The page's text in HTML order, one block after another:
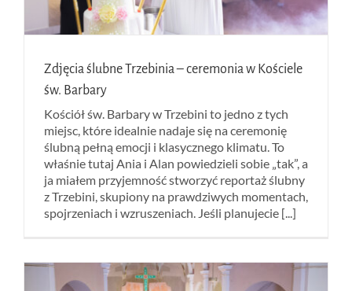
Zdjęcia ślubne Trzebinia – ceremonia w Kościele
św. Barbary
Kościół św. Barbary w Trzebini to jedno z tych
miejsc, które idealnie nadaje się na ceremonię
ślubną pełną emocji i klasycznego klimatu. To
właśnie tutaj Ania i Alan powiedzieli sobie „tak”, a
ja miałem przyjemność stworzyć reportaż ślubny
z Trzebini, skupiony na prawdziwych momentach,
spojrzeniach i wzruszeniach. Jeśli planujecie [...]